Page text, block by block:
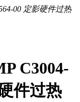
C3004-
件过热